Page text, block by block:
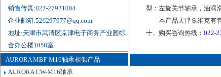
销售传真:022-27921004
企业邮箱:526297977@qq.com
地址:天津市武清区京津电子商务产业园综
合办公楼1058室
AURORA MBF-M16轴承相似产品
AURORA CW-M16轴承
型：左旋关节轴承，油润
本产品天津兹维克有
十。购买咨询热线：022-